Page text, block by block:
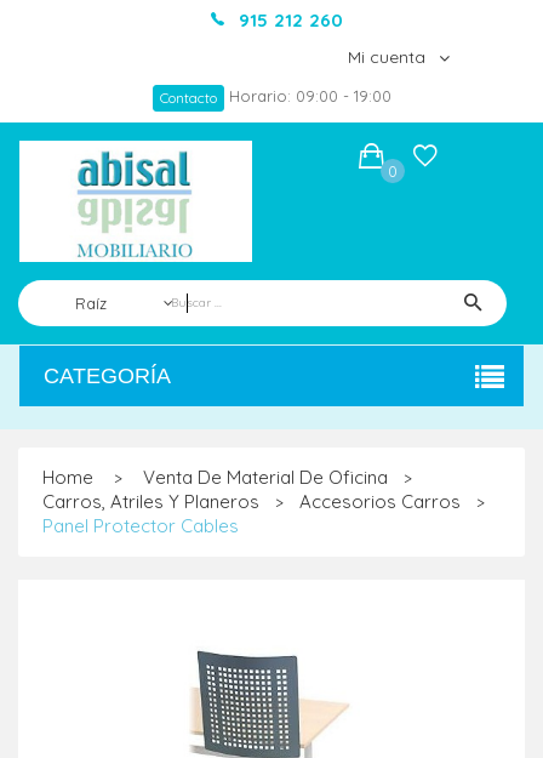
915 212 260
Mi cuenta
Contacto Horario: 09:00 - 19:00
Raíz
0
CATEGORÍA
Home > Venta De Material De Oficina >
Carros, Atriles Y Planeros > Accesorios Carros >
Panel Protector Cables